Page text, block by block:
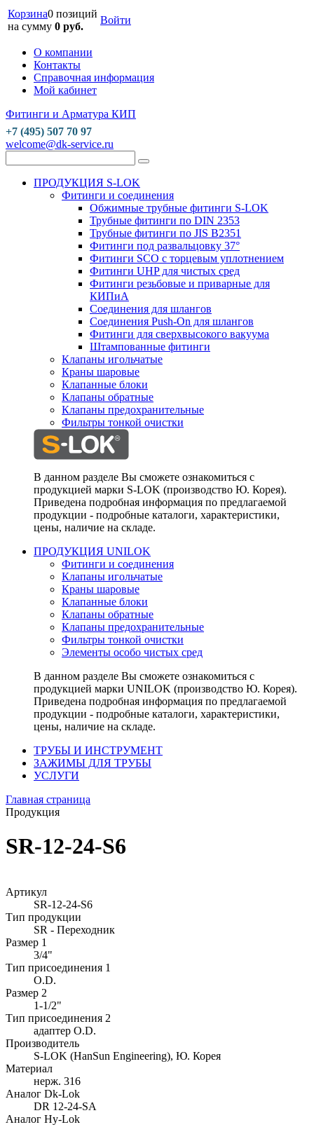
Корзина0 позиций
на сумму 0 руб.
Войти
О компании
Контакты
Справочная информация
Мой кабинет
Фитинги и Арматура КИП
+7 (495) 507 70 97
welcome@dk-service.ru
ПРОДУКЦИЯ S-LOK
Фитинги и соединения
Обжимные трубные фитинги S-LOK
Трубные фитинги по DIN 2353
Трубные фитинги по JIS B2351
Фитинги под развальцовку 37°
Фитинги SCO с торцевым уплотнением
Фитинги UHP для чистых сред
Фитинги резьбовые и приварные для
КИПиА
Соединения для шлангов
Соединения Push-On для шлангов
Фитинги для сверхвысокого вакуума
Штампованные фитинги
Клапаны игольчатые
Краны шаровые
Клапанные блоки
Клапаны обратные
Клапаны предохранительные
Фильтры тонкой очистки
В данном разделе Вы сможете ознакомиться с
продукцией марки S-LOK (производство Ю. Корея).
Приведена подробная информация по предлагаемой
продукции - подробные каталоги, характеристики,
цены, наличие на складе.
ПРОДУКЦИЯ UNILOK
Фитинги и соединения
Клапаны игольчатые
Краны шаровые
Клапанные блоки
Клапаны обратные
Клапаны предохранительные
Фильтры тонкой очистки
Элементы особо чистых сред
В данном разделе Вы сможете ознакомиться с
продукцией марки UNILOK (производство Ю. Корея).
Приведена подробная информация по предлагаемой
продукции - подробные каталоги, характеристики,
цены, наличие на складе.
ТРУБЫ И ИНСТРУМЕНТ
ЗАЖИМЫ ДЛЯ ТРУБЫ
УСЛУГИ
Главная страница
Продукция
SR-12-24-S6
Артикул
SR-12-24-S6
Тип продукции
SR - Переходник
Размер 1
3/4"
Тип присоединения 1
O.D.
Размер 2
1-1/2"
Тип присоединения 2
адаптер O.D.
Производитель
S-LOK (HanSun Engineering), Ю. Корея
Материал
нерж. 316
Аналог Dk-Lok
DR 12-24-SA
Аналог Hy-Lok